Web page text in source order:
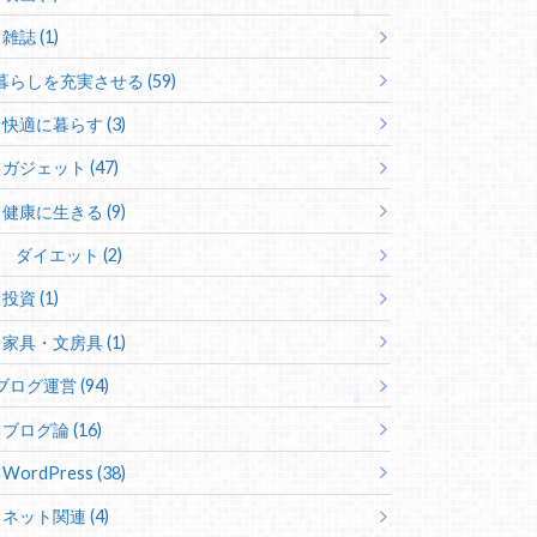
雑誌 (1)
らしを充実させる (59)
快適に暮らす (3)
ガジェット (47)
健康に生きる (9)
ダイエット (2)
投資 (1)
家具・文房具 (1)
ログ運営 (94)
ブログ論 (16)
WordPress (38)
ネット関連 (4)